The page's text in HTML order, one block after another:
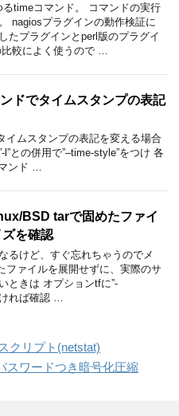
timeコマンド。 コマンドの実行
nagiosプラグインの動作検証に
たプラグインとperl版のプラグイ
較によく使うので …
ドでタイムスタンプの表記
イムスタンプの表記を変える場合
l”との併用で”–time-style”をつけ 各
ンド …
BSD tarで固めたファイ
を確認
るけど、すぐ忘れちゃうのでメ
ファイルを展開せずに、実際のサ
ときは オプションtfに”-
れば確認 …
クリプト(netstat)
スワードつき暗号化圧縮